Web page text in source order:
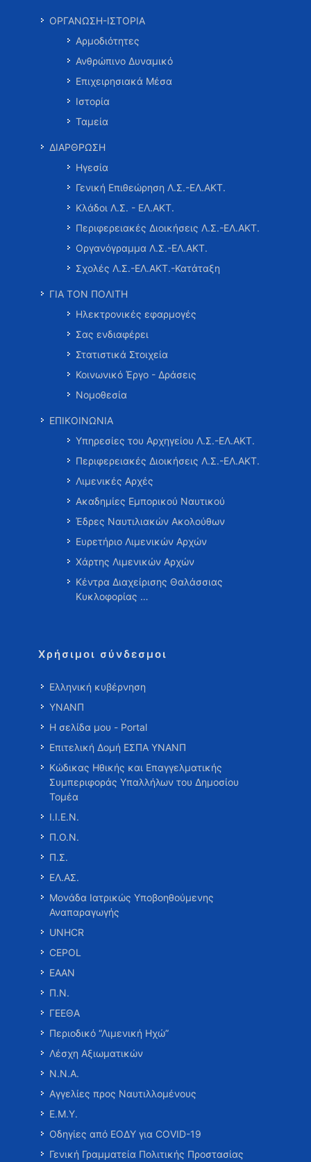
ΟΡΓΑΝΩΣΗ-ΙΣΤΟΡΙΑ
Αρμοδιότητες
Ανθρώπινο Δυναμικό
Επιχειρησιακά Μέσα
Ιστορία
Ταμεία
ΔΙΑΡΘΡΩΣΗ
Ηγεσία
Γενική Επιθεώρηση Λ.Σ.-ΕΛ.ΑΚΤ.
Κλάδοι Λ.Σ. - ΕΛ.ΑΚΤ.
Περιφερειακές Διοικήσεις Λ.Σ.-ΕΛ.ΑΚΤ.
Οργανόγραμμα Λ.Σ.-ΕΛ.ΑΚΤ.
Σχολές Λ.Σ.-ΕΛ.ΑΚΤ.-Κατάταξη
ΓΙΑ ΤΟΝ ΠΟΛΙΤΗ
Ηλεκτρονικές εφαρμογές
Σας ενδιαφέρει
Στατιστικά Στοιχεία
Κοινωνικό Έργο - Δράσεις
Νομοθεσία
ΕΠΙΚΟΙΝΩΝΙΑ
Υπηρεσίες του Αρχηγείου Λ.Σ.-ΕΛ.ΑΚΤ.
Περιφερειακές Διοικήσεις Λ.Σ.-ΕΛ.ΑΚΤ.
Λιμενικές Αρχές
Ακαδημίες Εμπορικού Ναυτικού
Έδρες Ναυτιλιακών Ακολούθων
Ευρετήριο Λιμενικών Αρχών
Χάρτης Λιμενικών Αρχών
Κέντρα Διαχείρισης Θαλάσσιας
Κυκλοφορίας …
Χρήσιμοι σύνδεσμοι
Ελληνική κυβέρνηση
ΥΝΑΝΠ
Η σελίδα μου - Portal
Επιτελική Δομή ΕΣΠΑ ΥΝΑΝΠ
Κώδικας Ηθικής και Επαγγελματικής
Συμπεριφοράς Υπαλλήλων του Δημοσίου
Τομέα
Ι.Ι.Ε.Ν.
Π.Ο.Ν.
Π.Σ.
ΕΛ.ΑΣ.
Μονάδα Ιατρικώς Υποβοηθούμενης
Αναπαραγωγής
UNHCR
CEPOL
ΕΑΑΝ
Π.Ν.
ΓΕΕΘΑ
Περιοδικό “Λιμενική Ηχώ”
Λέσχη Αξιωματικών
Ν.Ν.Α.
Αγγελίες προς Ναυτιλλομένους
Ε.Μ.Υ.
Οδηγίες από ΕΟΔΥ για COVID-19
Γενική Γραμματεία Πολιτικής Προστασίας